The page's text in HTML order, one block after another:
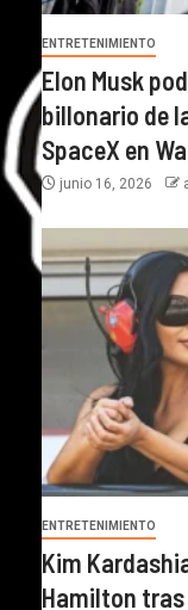
ENTRETENIMIENTO
Elon Musk
billonario de
SpaceX en
junio 16, 2026
ENTRETENIMIENTO
Kim
Hamilton